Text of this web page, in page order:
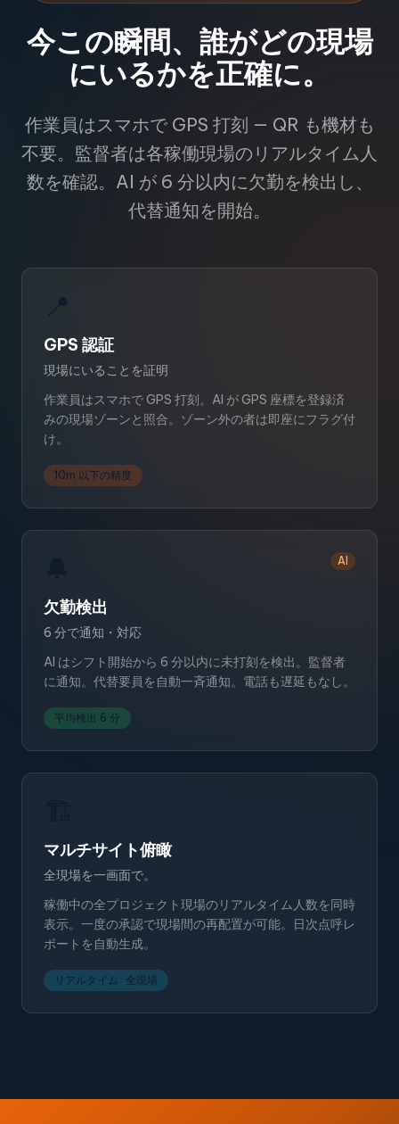
今この瞬間、誰がどの現場
にいるかを正確に。
作業員はスマホで GPS 打刻 — QR も機材も
不要。監督者は各稼働現場のリアルタイム人
数を確認。AI が 6 分以内に欠勤を検出し、
代替通知を開始。
📍
GPS 認証
現場にいることを証明
作業員はスマホで GPS 打刻。AI が GPS 座標を登録済
みの現場ゾーンと照合。ゾーン外の者は即座にフラグ付
け。
10m 以下の精度
AI
欠勤検出
6 分で通知・対応
AI はシフト開始から 6 分以内に未打刻を検出。監督者
に通知。代替要員を自動一斉通知。電話も遅延もなし。
平均検出 6 分
マルチサイト俯瞰
全現場を一画面で。
稼働中の全プロジェクト現場のリアルタイム人数を同時
表示。一度の承認で現場間の再配置が可能。日次点呼レ
ポートを自動生成。
リアルタイム · 全現場